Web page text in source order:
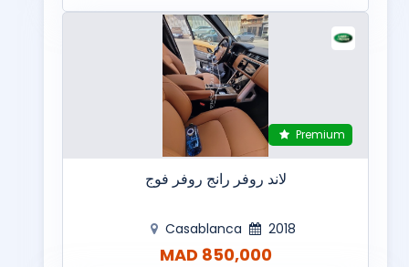
Premium
لاند روفر رانج روفر فوج
Casablanca 2018
850,000 MAD